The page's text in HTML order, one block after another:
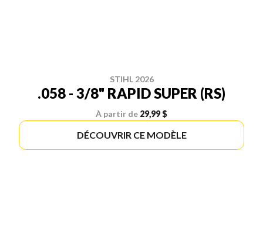
STIHL 2026
.058 - 3/8" RAPID SUPER (RS)
À partir de 29,99 $
DÉCOUVRIR CE MODÈLE